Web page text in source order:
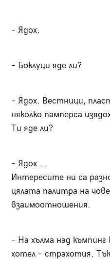
– Ядох.
– Боклуци яде ли?
– Ядох. Вестници,
няколко памперса
Ти яде ли?
– Ядох …
Интересите ни са
цялата палитра на
взаимоотношения.
– На хълма над
хотел – страхотия.